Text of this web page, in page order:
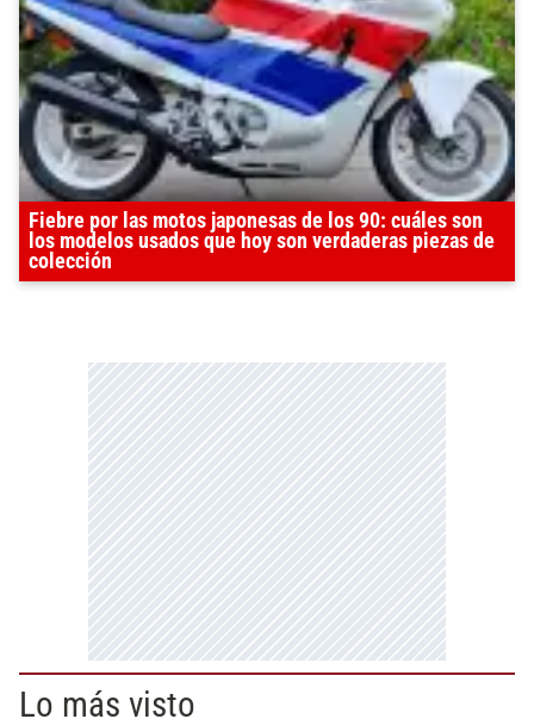
Fiebre por las motos japonesas de los 90: cuáles son
los modelos usados que hoy son verdaderas piezas de
colección
Lo más visto